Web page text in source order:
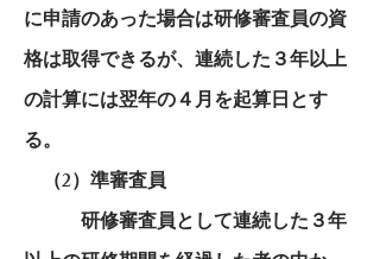
に申請のあった場合は研修審査員の資
格は取得できるが、連続した３年以上
の計算には翌年の４月を起算日とす
る。
（2）準審査員
研修審査員として連続した３年